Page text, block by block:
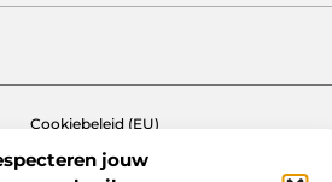
jouw
Cookiebeleid (EU)
All Right Reserved.